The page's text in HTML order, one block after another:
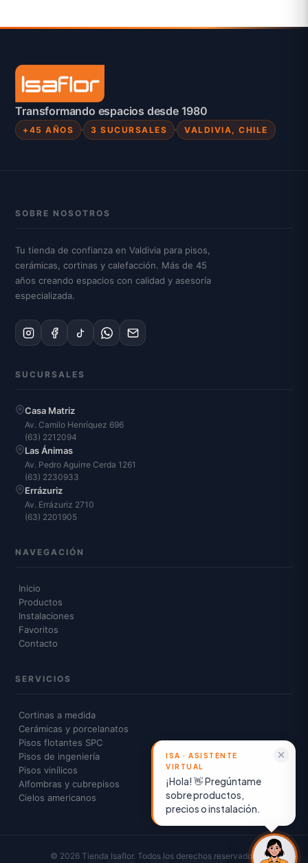
¡Hola! 👋 Pregúntame
sobre productos,
precios o instalación.
Transformando espacios desde 1980
+45 AÑOS 3 SUCURSALES VALDIVIA, CHILE
SOBRE NOSOTROS
Tu tienda de confianza en Valdivia para pisos,
cerámicas, cortinas y calefacción. Más de 45
años creando espacios con calidad y asesoría
especializada.
SUCURSALES
Casa Matriz
Av. Camilo Henríquez 696
(63) 2212094
Las Ánimas
Av. Pedro Aguirre Cerda 1261
(63) 2230933
Errázuriz
Av. Errázuriz 2710
(63) 2201905
NAVEGACIÓN
Inicio
Productos
Instalaciones
Favoritos
Contacto
SERVICIOS
Cortinas a medida
Cerámicas y porcelanatos
Pisos flotantes SPC
Pisos de ingeniería
Pisos vinílicos
Alfombras y cubrepisos
Cielos americanos
© 2026 Tienda Isaflor. Todos los derechos reservados.